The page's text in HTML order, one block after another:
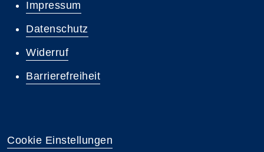
Impressum
Datenschutz
Widerruf
Barrierefreiheit
Cookie Einstellungen